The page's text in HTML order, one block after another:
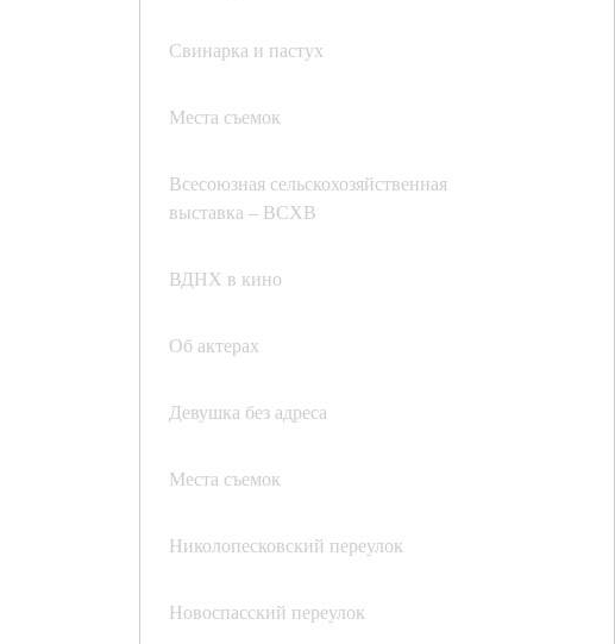
Свинарка и пастух
Места съемок
Всесоюзная сельскохозяйственная
выставка – ВСХВ
ВДНХ в кино
Об актерах
Девушка без адреса
Места съемок
Николопесковский переулок
Новоспасский переулок